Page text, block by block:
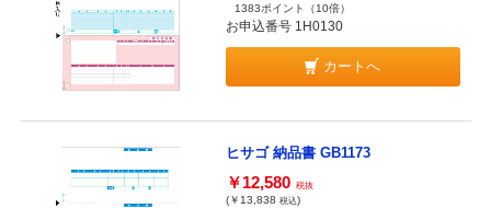
1383ポイント
（10倍）
お申込番号 1H0130
カートへ
ヒサゴ 納品書 GB1173
￥12,580 税抜
(￥13,838 税込)